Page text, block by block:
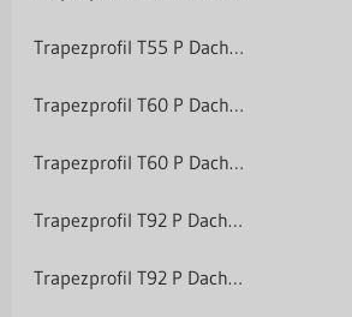
Trapezprofil T55 P Dach/Wand
Trapezprofil T60 P Dach/Wand
Trapezprofil T60 P Dach/Wand
Trapezprofil T92 P Dach/Wand
Trapezprofil T92 P Dach/Wand